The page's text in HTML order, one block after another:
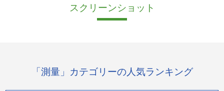
スクリーンショット
「測量」カテゴリーの人気ランキング